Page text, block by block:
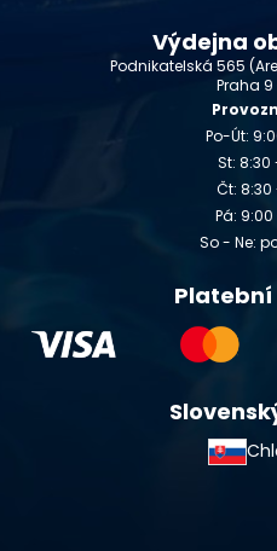
Výdejna
Podnikatelská 565
Praha 9
Po-Út:
St: 8:30
Čt: 8:30
Pá:
So - Ne: